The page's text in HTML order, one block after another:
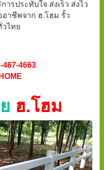
รประทับใจ ส่งเร็ว ส่งไว
าชีพจาก ฮ.โฮม รั้ว
ไทย
467-4663
ฮ.โฮม